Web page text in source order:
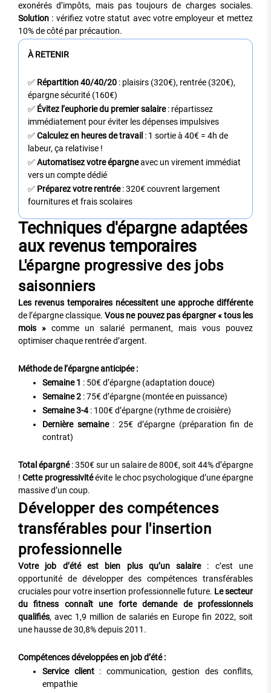
exonérés d’impôts, mais pas toujours de charges sociales.
Solution : vérifiez votre statut avec votre employeur et mettez
10% de côté par précaution.
À RETENIR
✅ Répartition 40/40/20 : plaisirs (320€), rentrée (320€),
épargne sécurité (160€)
✅ Évitez l’euphorie du premier salaire: répartissez
immédiatement pour éviter les dépenses impulsives
✅Calculez en heures de travail : 1 sortie à 40€ = 4h de
labeur, ça relativise !
✅Automatisez votre épargneavec un virement immédiat
vers un compte dédié
✅ Préparez votre rentrée: 320€ couvrent largement
fournitures et frais scolaires
Techniques d'épargne adaptées
aux revenus temporaires
L'épargne progressive des jobs
saisonniers
Les revenus temporaires nécessitent une approche différente
de l’épargne classique.Vous ne pouvez pas épargner « tous les
mois » comme un salarié permanent, mais vous pouvez
optimiser chaque rentrée d’argent.
Méthode de l’épargne anticipée :
Semaine 1 : 50€ d’épargne (adaptation douce)
Semaine 2 : 75€ d’épargne (montée en puissance)
Semaine 3-4: 100€ d’épargne (rythme de croisière)
Dernière semaine: 25€ d’épargne (préparation fin de
contrat)
Total épargné: 350€ sur un salaire de 800€, soit 44% d’épargne
!Cette progressivitéévite le choc psychologique d’une épargne
massive d’un coup.
Développer des compétences
transférables pour l'insertion
professionnelle
Votre job d’été est bien plus qu’un salaire: c’est une
opportunité de développer des compétences transférables
cruciales pour votre insertion professionnelle future. Le secteur
du fitness connaît une forte demande de professionnels
qualifiés, avec 1,9 million de salariés en Europe fin 2022, soit
une hausse de 30,8% depuis 2011.
Compétences développées en job d’été :
Service client: communication, gestion des conflits,
empathie